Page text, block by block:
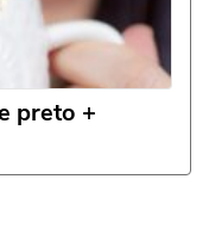
preto +